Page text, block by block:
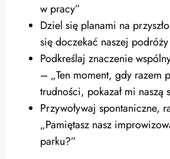
w pracy”
Dziel się planami na
się doczekać naszej
Podkreślaj znaczenie
– „Ten moment, gdy razem
trudności, pokazał mi naszą
Przywoływaj spontaniczne,
„Pamiętasz nasz
parku?”